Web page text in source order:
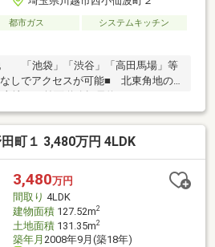
都市ガス
システムキッチン
「池袋」「渋谷」「高田馬場」等
でアクセスが可能■ 北東角地の
土地 前面道路幅員約5.8mのゆとり
のある土地です。■ カースペー
路側に設置 行き止まりのため人や
もスムーズです。■ 制震装置
を吸収する 構造のため、大きな地
面積：約154.22m2（約46.6
Sの間取り■ 屋根付きカースペー
町１ 3,480万円 4LDK
3,480万円
間取り 4LDK
建物面積127.52m2
土地面積131.35m2
築年月 2008年9月(築18年)